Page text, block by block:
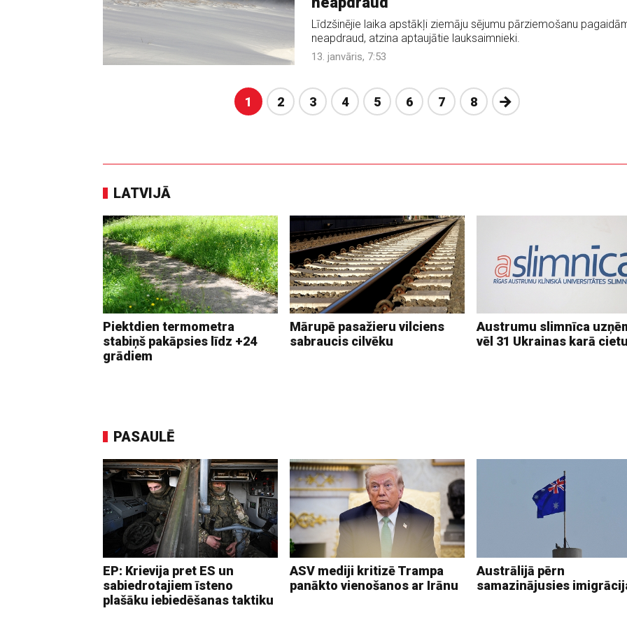
Līdzšinējie laika apstākļi ziemāju sējumu pārziemošanu
neapdraud, atzina aptaujātie lauksaimnieki.
13. janvāris, 7:53
1 2 3 4 5 6 7 8 Nākošā
LATVIJĀ
Piektdien termometra
stabiņš pakāpsies līdz +24
grādiem
Mārupē pasažieru vilciens
sabraucis cilvēku
Austrumu slimnīca
vēl 31 Ukrainas karā
PASAULĒ
EP: Krievija pret ES un
sabiedrotajiem īsteno
plašāku iebiedēšanas taktiku
ASV mediji kritizē Trampa
panākto vienošanos ar Irānu
Austrālijā pērn
samazinājusies